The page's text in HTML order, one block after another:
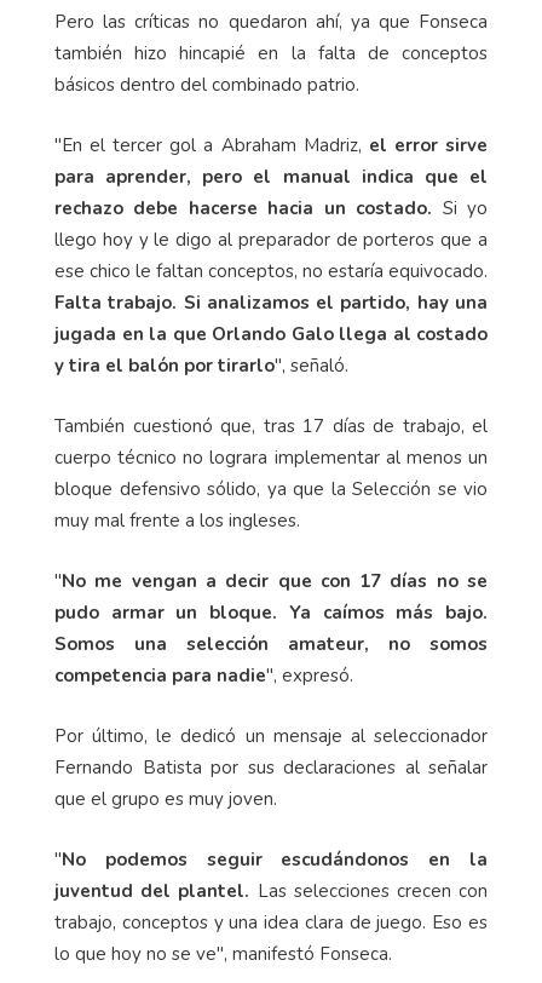
Pero las críticas no quedaron ahí, ya que Fonseca
también hizo hincapié en la falta de conceptos
básicos dentro del combinado patrio.
"En el tercer gol a Abraham Madriz, el error sirve
para aprender, pero el manual indica que el
rechazo debe hacerse hacia un costado. Si yo
llego hoy y le digo al preparador de porteros que a
ese chico le faltan conceptos, no estaría equivocado.
Falta trabajo. Si analizamos el partido, hay una
jugada en la que Orlando Galo llega al costado
y tira el balón por tirarlo", señaló.
También cuestionó que, tras 17 días de trabajo, el
cuerpo técnico no lograra implementar al menos un
bloque defensivo sólido, ya que la Selección se vio
muy mal frente a los ingleses.
"No me vengan a decir que con 17 días no se
pudo armar un bloque. Ya caímos más bajo.
Somos una selección amateur, no somos
competencia para nadie", expresó.
Por último, le dedicó un mensaje al seleccionador
Fernando Batista por sus declaraciones al señalar
que el grupo es muy joven.
"No podemos seguir escudándonos en la
juventud del plantel. Las selecciones crecen con
trabajo, conceptos y una idea clara de juego. Eso es
lo que hoy no se ve", manifestó Fonseca.